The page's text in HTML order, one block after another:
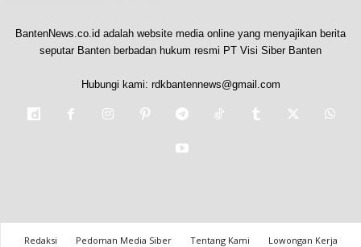
BantenNews.co.id adalah website media online yang menyajikan berita
seputar Banten berbadan hukum resmi PT Visi Siber Banten
Hubungi kami: rdkbantennews@gmail.com
Redaksi Pedoman Media Siber Tentang Kami
Lowongan Kerja